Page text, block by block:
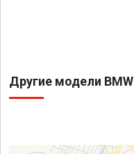
Другие модели BMW